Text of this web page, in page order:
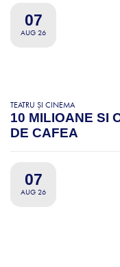
07
AUG 26
TEATRU ȘI CINEMA
10 MILIOANE SI
DE CAFEA
07
AUG 26